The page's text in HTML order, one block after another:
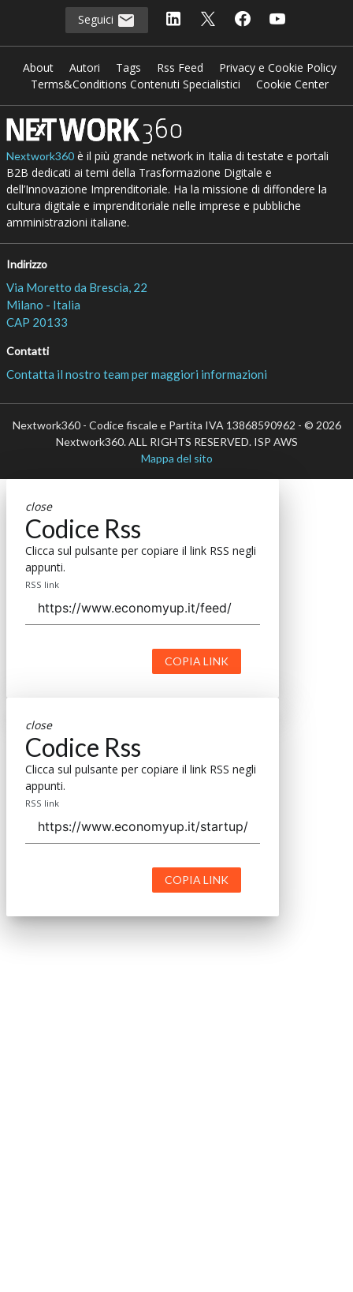
Seguici
About Autori Tags Rss Feed
Privacy e Cookie Policy
Terms&Conditions Contenuti Specialistici
Cookie Center
Nextwork360è il più grande network in Italia di testate e portali
B2B dedicati ai temi della Trasformazione Digitale e
dell’Innovazione Imprenditoriale. Ha la missione di diffondere la
cultura digitale e imprenditoriale nelle imprese e pubbliche
amministrazioni italiane.
Indirizzo
Via Moretto da Brescia, 22
Milano - Italia
CAP 20133
Contatti
Contatta il nostro team per maggiori informazioni
Nextwork360 - Codice fiscale e Partita IVA 13868590962 - © 2026
Nextwork360. ALL RIGHTS RESERVED. ISP AWS
Mappa del sito
close
Codice Rss
Clicca sul pulsante per copiare il link RSS negli
appunti.
RSS link
COPIA LINK
close
Codice Rss
Clicca sul pulsante per copiare il link RSS negli
appunti.
RSS link
COPIA LINK